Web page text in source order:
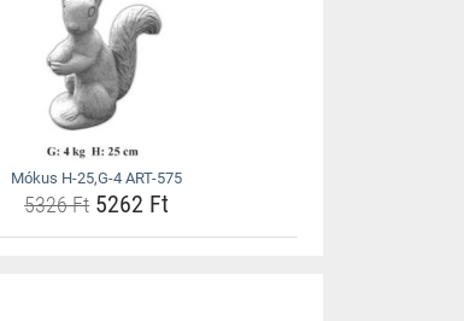
Mókus H-25,G-4 ART-575
5326 Ft 5262 Ft